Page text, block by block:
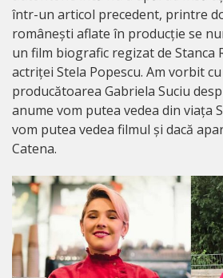
într-un articol precedent, printre
românești aflate în producție se
un film biografic regizat de Stanca
actriței Stela Popescu. Am vorbit
producătoarea Gabriela Suciu
anume vom putea vedea din viața
vom putea vedea filmul și dacă
Catena.